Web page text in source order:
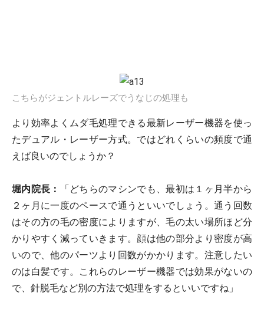
こちらがジェントルレーズでうなじの処理も
より効率よくムダ毛処理できる最新レーザー機器を使っ
たデュアル・レーザー方式。ではどれくらいの頻度で通
えば良いのでしょうか？
堀内院長：
「どちらのマシンでも、最初は１ヶ月半から
２ヶ月に一度のペースで通うといいでしょう。通う回数
はその方の毛の密度によりますが、毛の太い場所ほど分
かりやすく減っていきます。顔は他の部分より密度が高
いので、他のパーツより回数がかかります。注意したい
のは白髪です。これらのレーザー機器では効果がないの
で、針脱毛など別の方法で処理をするといいですね」